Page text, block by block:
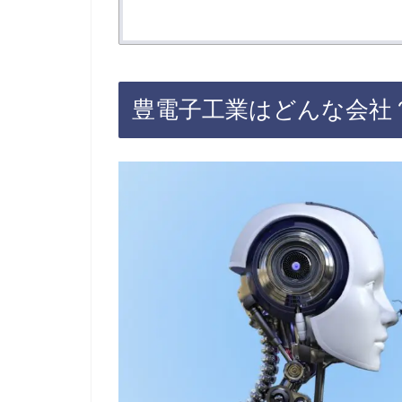
豊電子工業はどんな会社